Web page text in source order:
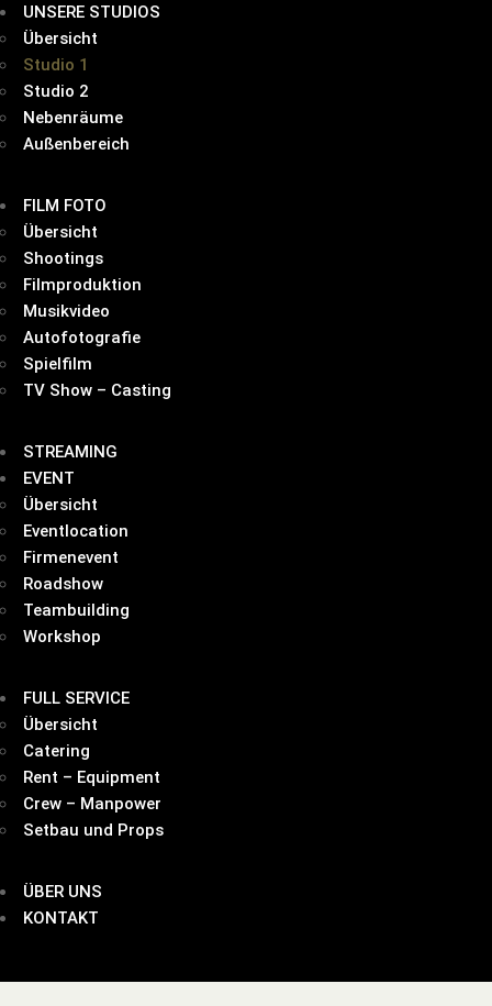
UNSERE STUDIOS
Übersicht
Studio 1
Studio 2
Nebenräume
Außenbereich
FILM FOTO
Übersicht
Shootings
Filmproduktion
Musikvideo
Autofotografie
Spielfilm
TV Show – Casting
STREAMING
EVENT
Übersicht
Eventlocation
Firmenevent
Roadshow
Teambuilding
Workshop
FULL SERVICE
Übersicht
Catering
Rent – Equipment
Crew – Manpower
Setbau und Props
ÜBER UNS
KONTAKT